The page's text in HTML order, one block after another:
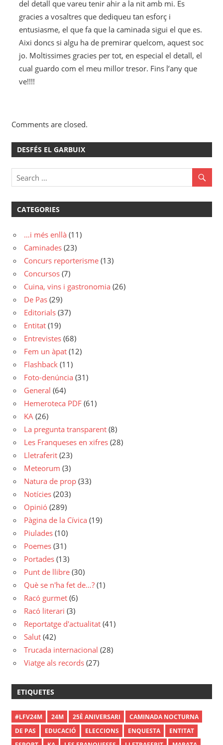
del detall que vareu tenir ahir a la nit amb mi. Es
gracies a vosaltres que dediqueu tan esforç i
entusiasme, el que fa que la caminada sigui el que es.
Aixi doncs si algu ha de premirar quelcom, aquest soc
jo. Moltissimes gracies per tot, en especial el detall, el
cual guardo com el meu millor tresor. Fins l’any que
ve!!!!
Comments are closed.
DESFÉS EL GARBUIX
CATEGORIES
…i més enllà (11)
Caminades (23)
Concurs reporterisme (13)
Concursos (7)
Cuina, vins i gastronomia (26)
De Pas (29)
Editorials (37)
Entitat (19)
Entrevistes (68)
Fem un àpat (12)
Flashback (11)
Foto-denúncia (31)
General (64)
Hemeroteca PDF (61)
KA (26)
La pregunta transparent (8)
Les Franqueses en xifres (28)
Lletraferit (23)
Meteorum (3)
Natura de prop (33)
Notícies (203)
Opinió (289)
Pàgina de la Cívica (19)
Piulades (10)
Poemes (31)
Portades (13)
Punt de llibre (30)
Què se n'ha fet de…? (1)
Racó gurmet (6)
Racó literari (3)
Reportatge d'actualitat (41)
Salut (42)
Trucada internacional (28)
Viatge als records (27)
ETIQUETES
#LFV24M 24M 25È ANIVERSARI
CAMINADA NOCTURNA
DE PAS
EDUCACIÓ ELECCIONS ENQUESTA
ENTITAT